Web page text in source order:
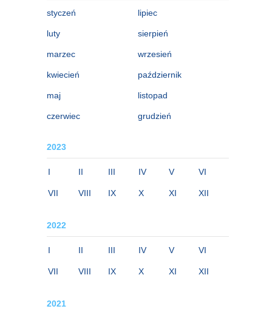
styczeń
luty
marzec
kwiecień
maj
czerwiec
lipiec
sierpień
wrzesień
październik
listopad
grudzień
2023
I II III IV V VI
VII VIII IX X XI XII
2022
I II III IV V VI
VII VIII IX X XI XII
2021